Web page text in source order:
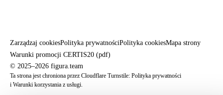
Zarządzaj cookiesPolityka prywatnościPolityka cookiesMapa strony
Warunki promocji CERTIS20 (pdf)
© 2025–2026 figura.team
Ta strona jest chroniona przez Cloudflare Turnstile: Polityka prywatności
i Warunki korzystania z usługi.